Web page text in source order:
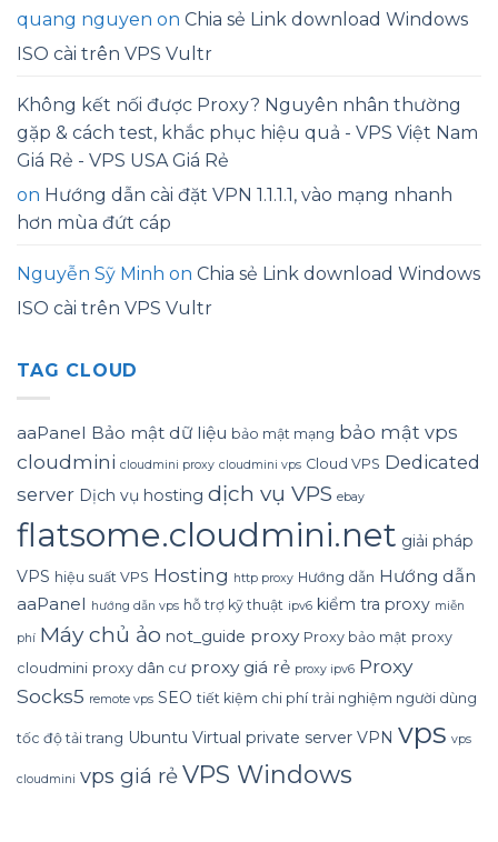
quang nguyen on Chia sẻ Link download Windows
ISO cài trên VPS Vultr
Không kết nối được Proxy? Nguyên nhân thường
gặp & cách test, khắc phục hiệu quả - VPS Việt Nam
Giá Rẻ - VPS USA Giá Rẻ
on Hướng dẫn cài đặt VPN 1.1.1.1, vào mạng nhanh
hơn mùa đứt cáp
Nguyễn Sỹ Minh on Chia sẻ Link download Windows
ISO cài trên VPS Vultr
TAG CLOUD
aaPanel Bảo mật dữ liệu bảo mật mạng bảo mật vps
cloudmini cloudmini proxy cloudmini vps Cloud VPS Dedicated
server Dịch vụ hosting dịch vụ VPS ebay
flatsome.cloudmini.net giải pháp
VPS hiệu suất VPS Hosting http proxy Hướng dẫn Hướng dẫn
aaPanel hướng dẫn vps hỗ trợ kỹ thuật ipv6 kiểm tra proxy miễn
phí Máy chủ ảo not_guide proxy Proxy bảo mật proxy
cloudmini proxy dân cư proxy giá rẻ proxy ipv6 Proxy
Socks5 remote vps SEO tiết kiệm chi phí trải nghiệm người dùng
tốc độ tải trang Ubuntu Virtual private server VPN vps vps
cloudmini vps giá rẻVPS Windows